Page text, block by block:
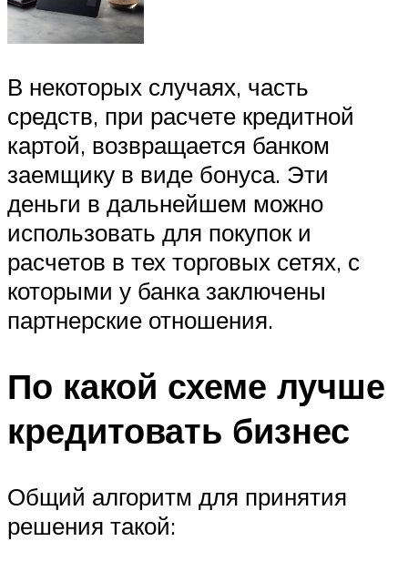
В некоторых случаях, часть
средств, при расчете кредитной
картой, возвращается банком
заемщику в виде бонуса. Эти
деньги в дальнейшем можно
использовать для покупок и
расчетов в тех торговых сетях, с
которыми у банка заключены
партнерские отношения.
По какой схеме лучше
кредитовать бизнес
Общий алгоритм для принятия
решения такой: